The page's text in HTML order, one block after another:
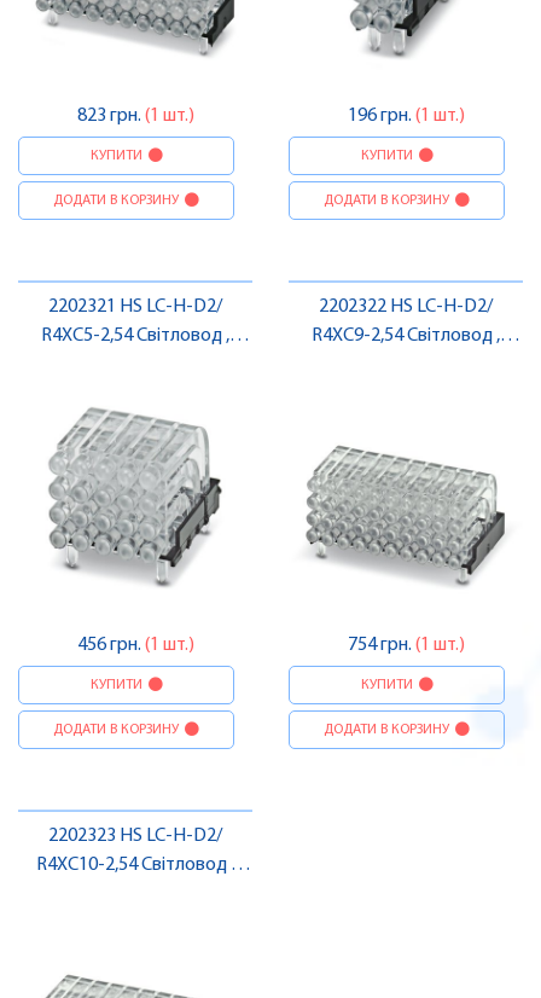
823 грн. (1 шт.)
КУПИТИ
ДОДАТИ В КОРЗИНУ
196 грн. (1 шт.)
КУПИТИ
ДОДАТИ В КОРЗИНУ
2202321 HS LC-H-D2/
R4XC5-2,54 Світловод ,
456 грн. (1 шт.)
КУПИТИ
ДОДАТИ В КОРЗИНУ
2202322 HS LC-H-D2/
R4XC9-2,54 Світловод ,
754 грн. (1 шт.)
КУПИТИ
ДОДАТИ В КОРЗИНУ
2202323 HS LC-H-D2/
R4XC10-2,54 Світловод ,